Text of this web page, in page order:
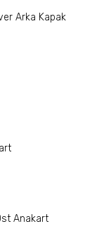
Arka Kapak
Anakart